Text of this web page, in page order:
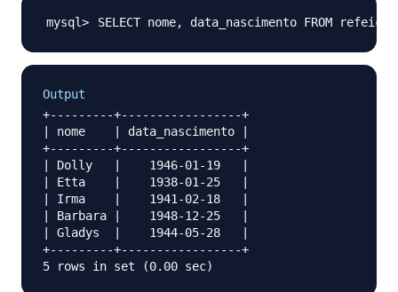
SELECT nome, data_nascimento FROM
Output
+---------+-----------------+
| nome    | data_nascimento |
+---------+-----------------+
| Dolly   |    1946-01-19   |
| Etta    |    1938-01-25   |
| Irma    |    1941-02-18   |
| Barbara |    1948-12-25   |
| Gladys  |    1944-05-28   |
+---------+-----------------+